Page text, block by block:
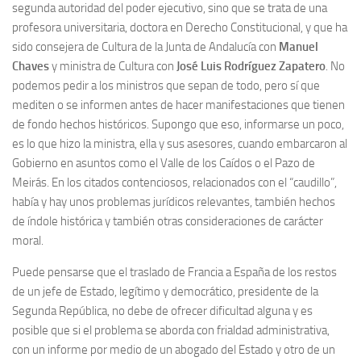
Publicaciones destacadas de nuestra hemeroteca
Noticias
Tienda
segunda autoridad del poder ejecutivo, sino que se trata de una
profesora universitaria, doctora en Derecho Constitucional, y que ha
sido consejera de Cultura de la Junta de Andalucía con Manuel
Chavesy ministra de Cultura con José Luis Rodríguez Zapatero. No
podemos pedir a los ministros que sepan de todo, pero sí que
mediten o se informen antes de hacer manifestaciones que tienen
de fondo hechos históricos. Supongo que eso, informarse un poco,
es lo que hizo la ministra, ella y sus asesores, cuando embarcaron al
Gobierno en asuntos como el Valle de los Caídos o el Pazo de
Meirás. En los citados contenciosos, relacionados con el “caudillo”,
había y hay unos problemas jurídicos relevantes, también hechos
de índole histórica y también otras consideraciones de carácter
moral.
Puede pensarse que el traslado de Francia a España de los restos
de un jefe de Estado, legítimo y democrático, presidente de la
Segunda República, no debe de ofrecer dificultad alguna y es
posible que si el problema se aborda con frialdad administrativa,
con un informe por medio de un abogado del Estado y otro de un